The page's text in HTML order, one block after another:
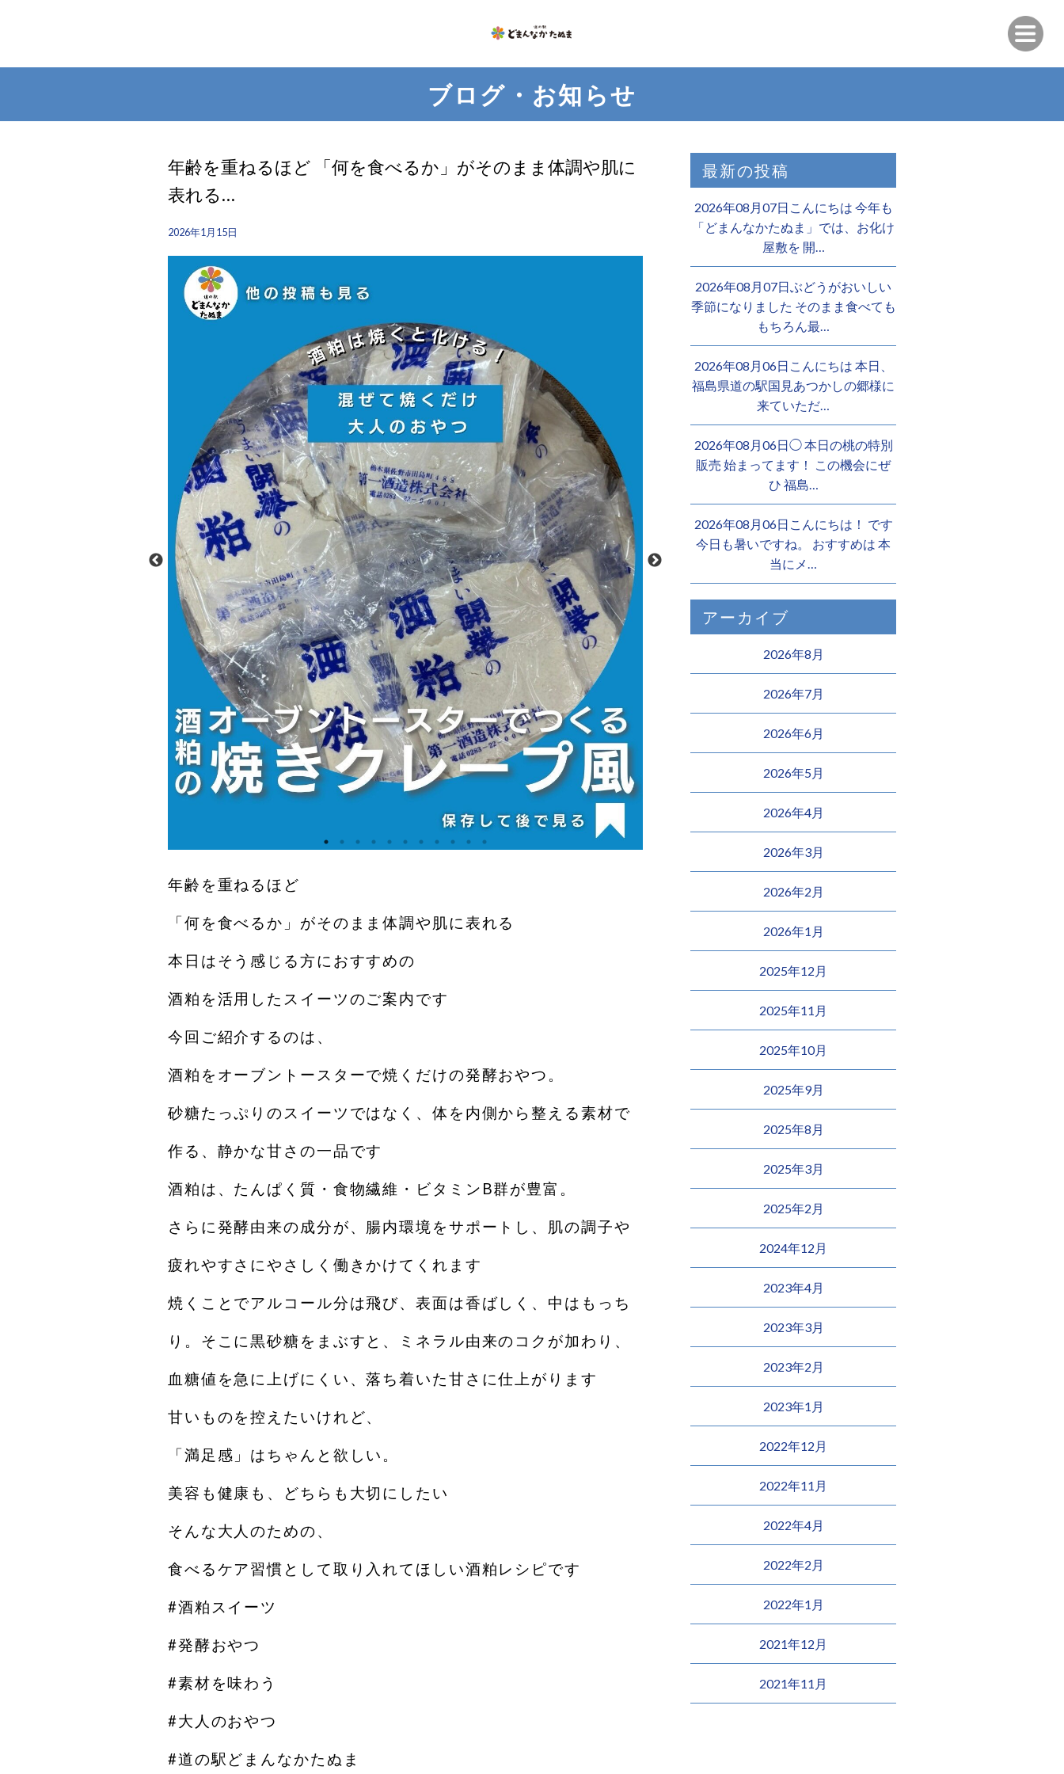
ブログ・お知らせ
年齢を重ねるほど 「何を食べるか」がそのまま体調や肌に
表れる…
2026年1月15日
年齢を重ねるほど
「何を食べるか」がそのまま体調や肌に表れる
本日はそう感じる方におすすめの
酒粕を活用したスイーツのご案内です
今回ご紹介するのは、
酒粕をオーブントースターで焼くだけの発酵おやつ。
砂糖たっぷりのスイーツではなく、体を内側から整える素材で
作る、静かな甘さの一品です
酒粕は、たんぱく質・食物繊維・ビタミンB群が豊富。
さらに発酵由来の成分が、腸内環境をサポートし、肌の調子や
疲れやすさにやさしく働きかけてくれます
焼くことでアルコール分は飛び、表面は香ばしく、中はもっち
り。そこに黒砂糖をまぶすと、ミネラル由来のコクが加わり、
血糖値を急に上げにくい、落ち着いた甘さに仕上がります
甘いものを控えたいけれど、
「満足感」はちゃんと欲しい。
美容も健康も、どちらも大切にしたい
そんな大人のための、
食べるケア習慣として取り入れてほしい酒粕レシピです
#酒粕スイーツ
#発酵おやつ
#素材を味わう
#大人のおやつ
#道の駅どまんなかたぬま
最新の投稿
2026年08月07日こんにちは 今年も
「どまんなかたぬま」では、お化け
屋敷を 開…
2026年08月07日ぶどうがおいしい
季節になりました そのまま食べても
もちろん最…
2026年08月06日こんにちは 本日、
福島県道の駅国見あつかしの郷様に
来ていただ…
2026年08月06日◯ 本日の桃の特別
販売 始まってます！ この機会にぜ
ひ 福島…
2026年08月06日こんにちは！ です
今日も暑いですね。 おすすめは 本
当にメ…
アーカイブ
2026年8月
2026年7月
2026年6月
2026年5月
2026年4月
2026年3月
2026年2月
2026年1月
2025年12月
2025年11月
2025年10月
2025年9月
2025年8月
2025年3月
2025年2月
2024年12月
2023年4月
2023年3月
2023年2月
2023年1月
2022年12月
2022年11月
2022年4月
2022年2月
2022年1月
2021年12月
2021年11月